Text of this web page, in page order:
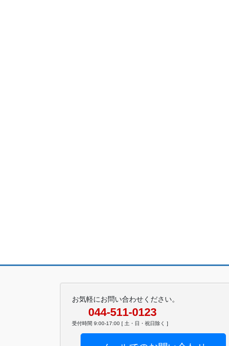
お気軽にお問い合わせください。
044-511-0123
受付時間 9:00-17:00 [ 土・日・祝日除く ]